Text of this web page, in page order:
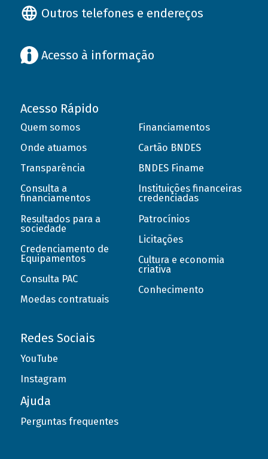
Outros telefones e endereços
Acesso à informação
Acesso Rápido
Quem somos
Onde atuamos
Transparência
Consulta a
financiamentos
Resultados para a
sociedade
Credenciamento de
Equipamentos
Consulta PAC
Moedas contratuais
Financiamentos
Cartão BNDES
BNDES Finame
Instituições financeiras
credenciadas
Patrocínios
Licitações
Cultura e economia
criativa
Conhecimento
Redes Sociais
YouTube
Instagram
Ajuda
Perguntas frequentes